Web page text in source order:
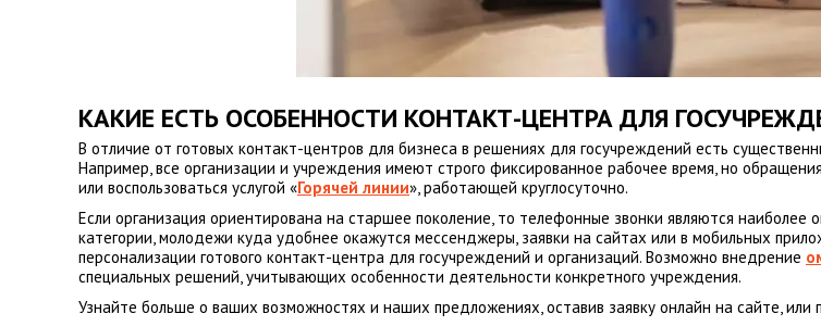
КАКИЕ ЕСТЬ ОСОБЕННОСТИ КОНТАКТ-ЦЕНТРА ДЛЯ
В отличие от готовых контакт-центров для бизнеса в решениях для госучреждений есть
Например, все организации и учреждения имеют строго фиксированное рабочее время, но
или воспользоваться услугой «Горячей линии», работающей круглосуточно.
Если организация ориентирована на старшее поколение, то телефонные звонки являются
категории, молодежи куда удобнее окажутся мессенджеры, заявки на сайтах или в мобильных
персонализации готового контакт-центра для госучреждений и организаций. Возможно внедрение
специальных решений, учитывающих особенности деятельности конкретного учреждения.
Узнайте больше о ваших возможностях и наших предложениях, оставив заявку онлайн на сайте, или